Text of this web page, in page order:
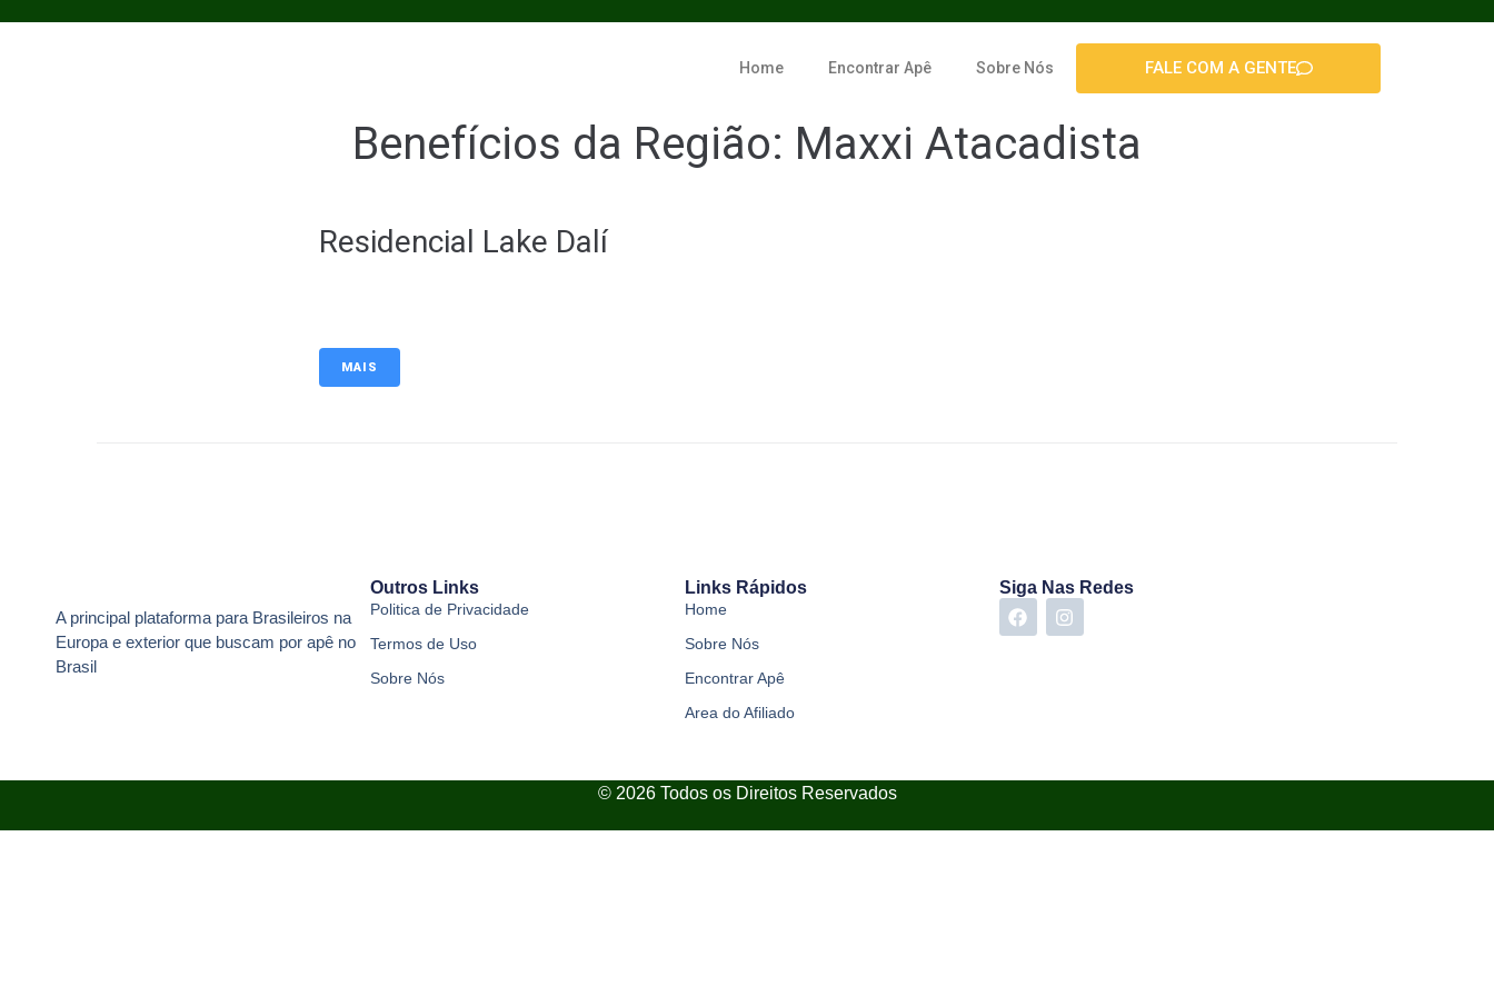
Home Encontrar Apê Sobre Nós FALE COM A GENTE
Benefícios da Região: Maxxi Atacadista
Residencial Lake Dalí
MAIS
A principal plataforma para Brasileiros na
Europa e exterior que buscam por apê no
Brasil
Outros Links
Politica de Privacidade
Termos de Uso
Sobre Nós
Links Rápidos
Home
Sobre Nós
Encontrar Apê
Area do Afiliado
Siga Nas Redes
© 2026 Todos os Direitos Reservados